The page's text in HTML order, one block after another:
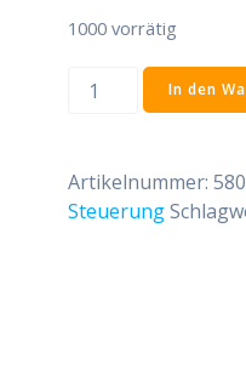
1000 vorrätig
SF19
für
S-
In den
Artikelnummer:
Steuerung